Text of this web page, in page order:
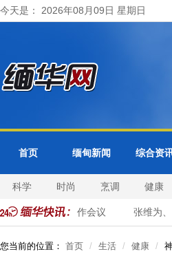
今天是： 2026年08月09日 星期日
首页 缅甸新闻 综合资
科学 时尚 烹调 健康
公务员事务合作会议 张维为、
您当前的位置： 首页 生活 健康